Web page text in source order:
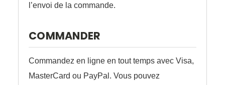
l’envoi de la commande.
COMMANDER
Commandez en ligne en tout temps avec Visa,
MasterCard ou PayPal. Vous pouvez